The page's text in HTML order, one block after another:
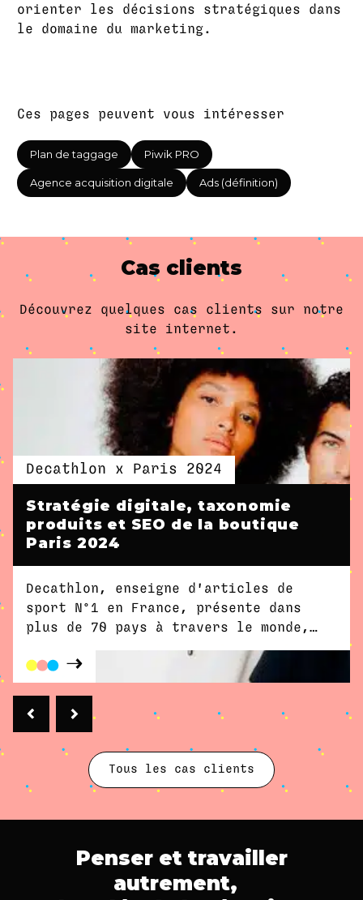
orienter les décisions stratégiques dans
le domaine du marketing.
Ces pages peuvent vous intéresser
Plan de taggage Piwik PRO
Agence acquisition digitale Ads (définition)
Cas clients
Découvrez quelques cas clients sur notre
site internet.
Decathlon x Paris 2024
Stratégie digitale, taxonomie
produits et SEO de la boutique
Paris 2024
Decathlon, enseigne d'articles de
sport N°1 en France, présente dans
plus de 70 pays à travers le monde,
Olympiques et Paralympiques de Paris
2024, fait appel à l'agence Dity pour
Tous les cas clients
Penser et travailler
autrement,